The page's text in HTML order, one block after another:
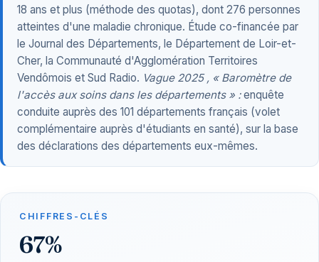
18 ans et plus (méthode des quotas), dont 276 personnes
atteintes d'une maladie chronique. Étude co-financée par
le Journal des Départements, le Département de Loir-et-
Cher, la Communauté d'Agglomération Territoires
Vendômois et Sud Radio. Vague 2025 , « Baromètre de
l'accès aux soins dans les départements » :enquête
conduite auprès des 101 départements français (volet
complémentaire auprès d'étudiants en santé), sur la base
des déclarations des départements eux-mêmes.
CHIFFRES-CLÉS
67%